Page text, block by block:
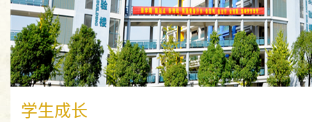
学生成长